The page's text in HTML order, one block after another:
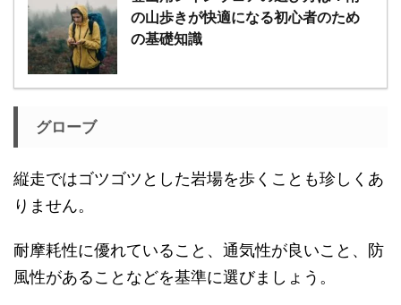
の山歩きが快適になる初心者のため
の基礎知識
グローブ
縦走ではゴツゴツとした岩場を歩くことも珍しくあ
りません。
耐摩耗性に優れていること、通気性が良いこと、防
風性があることなどを基準に選びましょう。